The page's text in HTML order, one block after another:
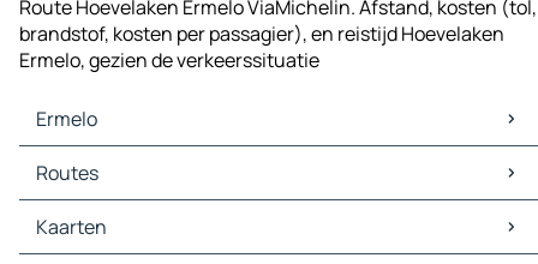
Route Hoevelaken Ermelo ViaMichelin. Afstand, kosten (tol,
brandstof, kosten per passagier), en reistijd Hoevelaken
Ermelo, gezien de verkeerssituatie
Ermelo
Ermelo Kaarten
Ermelo Verkeer
Ermelo Hotels
Ermelo Restaurants
Routes
Routes Ermelo - Lelystad
Routes Ermelo - Almere
Kaarten